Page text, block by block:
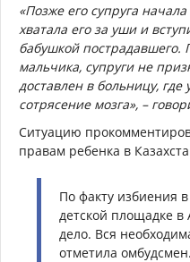
«Позже его супруга
хватала его за уши и
бабушкой пострадавшего.
мальчика, супруги не
доставлен в больницу, где
сотрясение мозга», –
Ситуацию
правам ребенка в
По факту избиения
детской площадке в
дело. Вся
отметила омбудсмен.